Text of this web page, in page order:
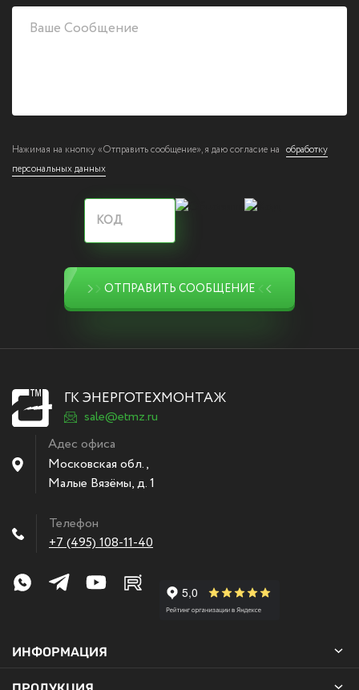
Нажимая на кнопку «Отправить сообщение», я даю согласие на обработку
персональных данных
ОТПРАВИТЬ СООБЩЕНИЕ
ГК ЭНЕРГОТЕХМОНТАЖ
sale@etmz.ru
Адес офиса
Московская обл.,
Малые Вязёмы,д. 1
Телефон
+7 (495) 108-11-40
ИНФОРМАЦИЯ